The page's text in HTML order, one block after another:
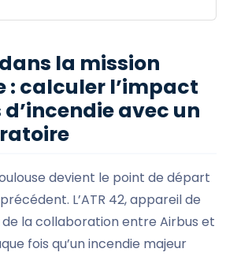
la mission
: calculer l’impact
avec un
devient le point de départ
L’ATR 42, appareil de
la collaboration entre Airbus et
fois qu’un incendie majeur